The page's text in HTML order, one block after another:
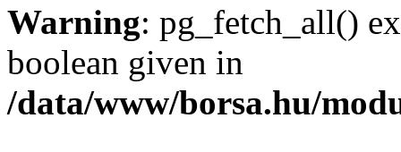
Warning: pg_fetch_all()
boolean given in
/data/www/borsa.hu/